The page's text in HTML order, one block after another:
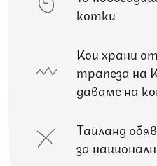
котки
Кои храни
трапеза на
даваме на
Тайланд
за